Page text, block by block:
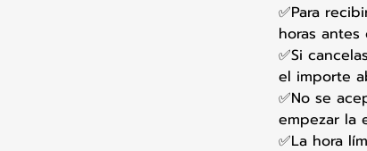
✅Para
horas
✅Si
el importe
✅No se
empezar la
✅La hora